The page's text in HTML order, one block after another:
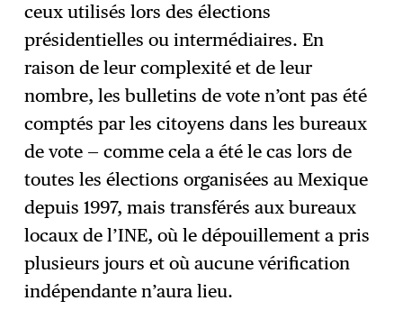
ceux utilisés lors des élections
présidentielles ou intermédiaires. En
raison de leur complexité et de leur
nombre, les bulletins de vote n’ont pas été
comptés par les citoyens dans les bureaux
de vote — comme cela a été le cas lors de
toutes les élections organisées au Mexique
depuis 1997, mais transférés aux bureaux
locaux de l’INE, où le dépouillement a pris
plusieurs jours et où aucune vérification
indépendante n’aura lieu.